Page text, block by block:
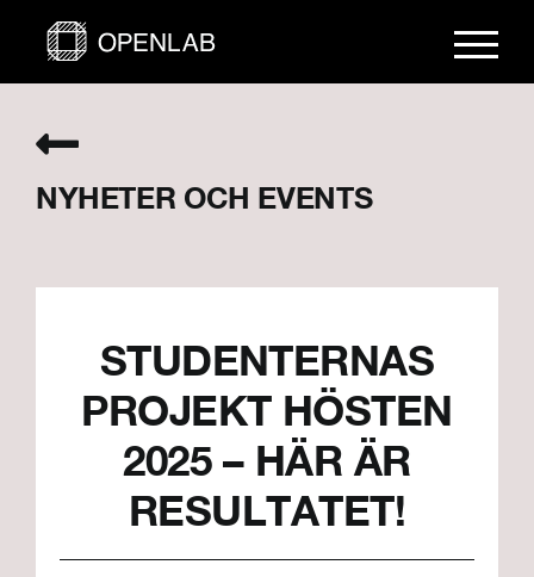
NYHETER OCH EVENTS
STUDENTERNAS
PROJEKT HÖSTEN
2025 – HÄR ÄR
RESULTATET!